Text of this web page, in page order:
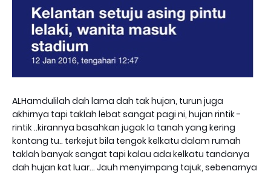
ALHamdulilah dah lama dah tak hujan, turun juga
akhirnya tapi taklah lebat sangat pagi ni, hujan rintik -
rintik ..kirannya basahkan jugak la tanah yang kering
kontang tu.. terkejut bila tengok kelkatu dalam rumah
taklah banyak sangat tapi kalau ada kelkatu tandanya
dah hujan kat luar... Jauh menyimpang tajuk, sebenarnya